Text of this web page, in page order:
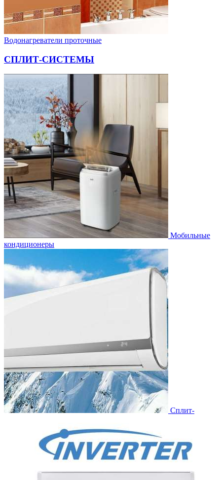
Водонагреватели проточные
СПЛИТ-СИСТЕМЫ
Мобильные
кондиционеры
Сплит-